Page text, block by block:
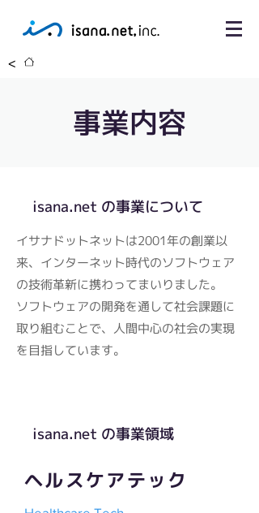
<
事業内容
isana.net の事業について
イサナドットネットは2001年の創業以
来、インターネット時代のソフトウェア
の技術革新に携わってまいりました。
ソフトウェアの開発を通して社会課題に
取り組むことで、人間中心の社会の実現
を目指しています。
isana.net の事業領域
ヘルスケアテック